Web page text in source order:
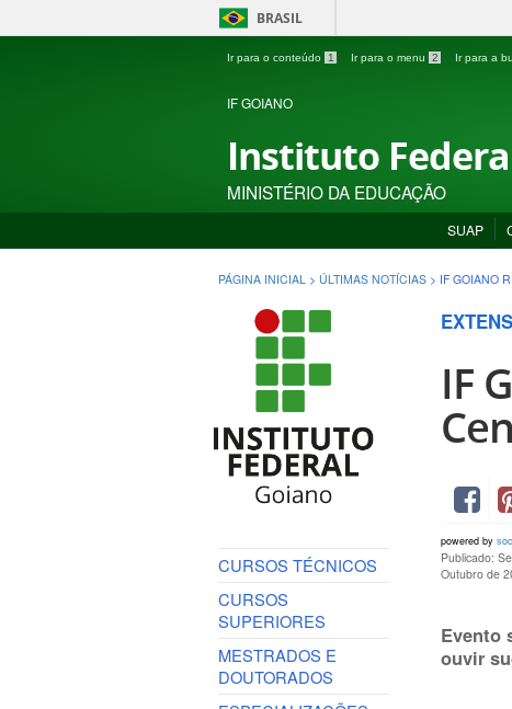
BRASIL
Ir para o conteúdo 1 Ir para o menu 2 Ir para a
IF GOIANO
Instituto
MINISTÉRIO DA EDUCAÇÃO
SUAP
PÁGINA INICIAL > ÚLTIMAS NOTÍCIAS > IF GOIANO
CURSOS TÉCNICOS
CURSOS
SUPERIORES
MESTRADOS E
DOUTORADOS
IF
powered by
Publicado:
Outubro de
Evento
ouvir